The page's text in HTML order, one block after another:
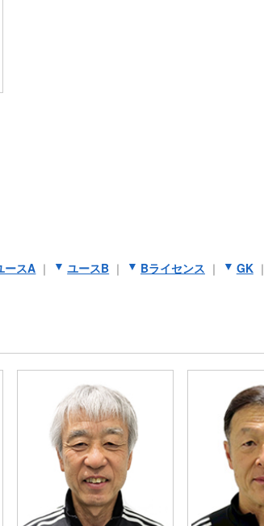
ースA ｜ ユースB ｜ Bライセンス ｜ GK｜